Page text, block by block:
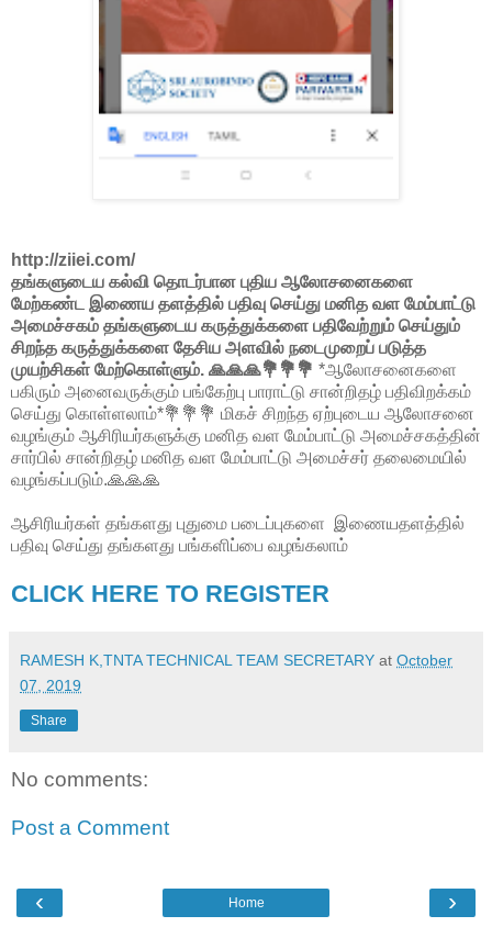
http://ziiei.com/
தங்களுடைய கல்வி தொடர்பான புதிய ஆலோசனைகளை
மேற்கண்ட இணைய தளத்தில் பதிவு செய்து மனித வள மேம்பாட்டு
அமைச்சகம் தங்களுடைய கருத்துக்களை பதிவேற்றும் செய்தும்
சிறந்த கருத்துக்களை தேசிய அளவில் நடைமுறைப் படுத்த
முயற்சிகள் மேற்கொள்ளும். 🙏🙏🙏💐💐💐 *ஆலோசனைகளை
பகிரும் அனைவருக்கும் பங்கேற்பு பாராட்டு சான்றிதழ் பதிவிறக்கம்
செய்து கொள்ளலாம்*💐💐💐 மிகச் சிறந்த ஏற்புடைய ஆலோசனை
வழங்கும் ஆசிரியர்களுக்கு மனித வள மேம்பாட்டு அமைச்சகத்தின்
சார்பில் சான்றிதழ் மனித வள மேம்பாட்டு அமைச்சர் தலைமையில்
வழங்கப்படும்.🙏🙏🙏
ஆசிரியர்கள் தங்களது புதுமை படைப்புகளை இணையதளத்தில்
பதிவு செய்து தங்களது பங்களிப்பை வழங்கலாம்
CLICK HERE TO REGISTER
RAMESH K,TNTA TECHNICAL TEAM SECRETARY at October
07, 2019
Share
No comments:
Post a Comment
‹ ›
Home